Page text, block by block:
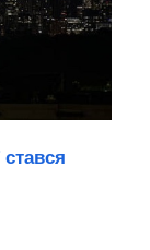
стався